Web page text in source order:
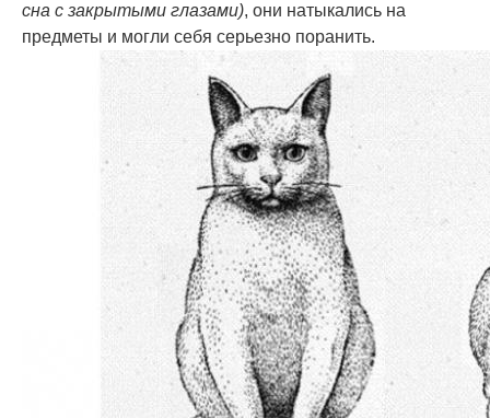
сна с закрытыми глазами), они натыкались на
предметы и могли себя серьезно поранить.